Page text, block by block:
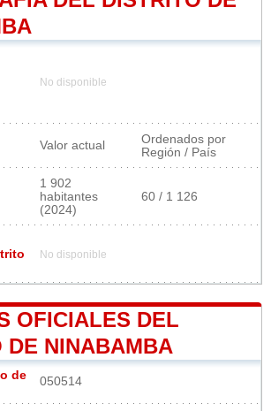
No disponible
Valor actual
Ordenados por
Región / País
1 902
habitantes
(2024)
60 / 1 126
No disponible
OFICIALES DEL
DE NINABAMBA
de
050514